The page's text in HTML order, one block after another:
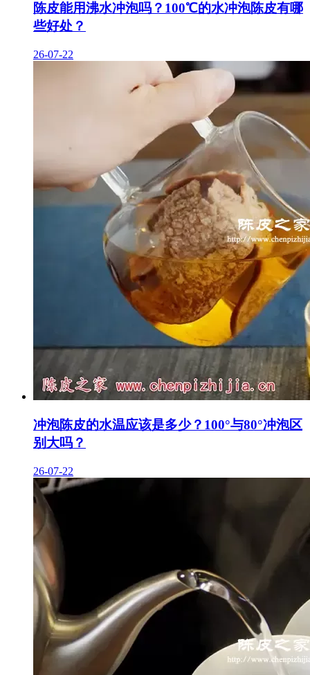
陈皮能用沸水冲泡吗？100℃的水冲泡陈皮有哪
些好处？
26-07-22
冲泡陈皮的水温应该是多少？100°与80°冲泡区
别大吗？
26-07-22